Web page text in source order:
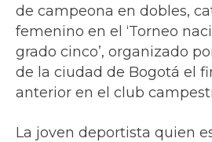
de campeona en dobles,
femenino en el ‘Torneo
grado cinco’, organizado
de la ciudad de Bogotá el
anterior en el club
La joven deportista quien